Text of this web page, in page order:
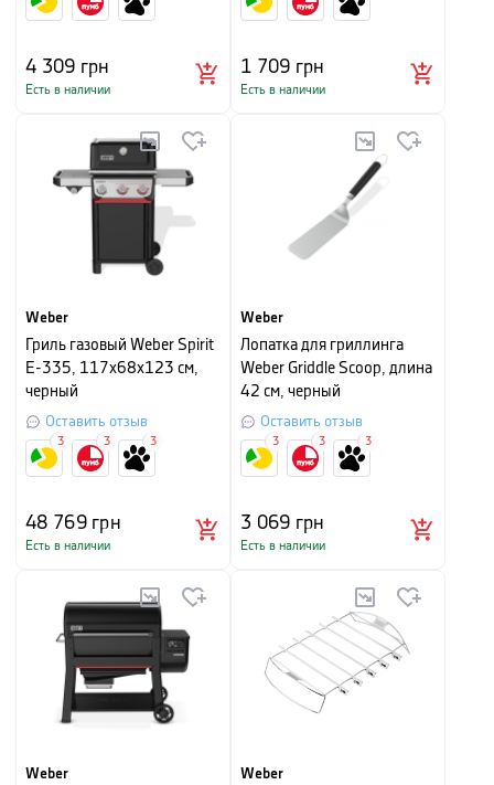
4 309 грн
Есть в наличии
1 709 грн
Есть в наличии
Weber
Гриль газовый Weber Spirit
E-335, 117х68х123 см,
черный
Оставить отзыв
48 769грн
Есть в наличии
3 3 3
Weber
Лопатка для гриллинга
Weber Griddle Scoop, длина
42 см, черный
Оставить отзыв
3 069 грн
Есть в наличии
3 3 3
Weber
Weber